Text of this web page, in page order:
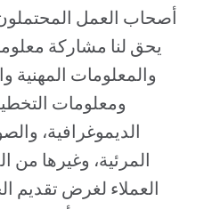
أصحاب العمل المحتملون
يحق لنا مشاركة
والمعلومات المهنية
ومعلومات
الديموغرافية،
المرئية، وغيرها
العملاء لغرض تقديم